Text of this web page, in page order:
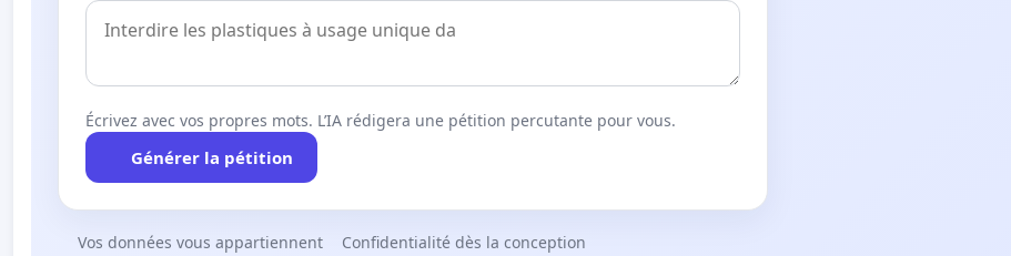
Écrivez avec vos propres mots. L’IA rédigera une pétition percutante pour vous.
Générer la pétition
Vos données vous appartiennent Confidentialité dès la conception